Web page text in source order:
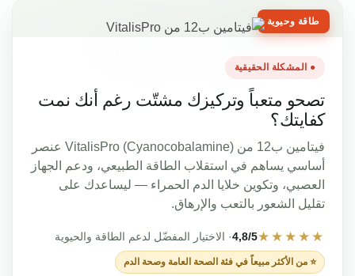
● المشكلة الحقيقية
متعباً وتركيزك مشتّت رغم أنك نمت
فيتامين ب12 من VitalisPro (Cyanocobalamine) عنصر
يساهم في استقلاب الطاقة الطبيعي، ودعم الجهاز
وتكوين خلايا الدم الحمراء — ليساعدك على
الشعور بالتعب والإرهاق.
4,8/5 · الاختيار المفضّل لدعم الطاقة والحيوية
⭐ من الأكثر مبيعاً في فئة الصحة العامة وصحة الدم
وحيوية